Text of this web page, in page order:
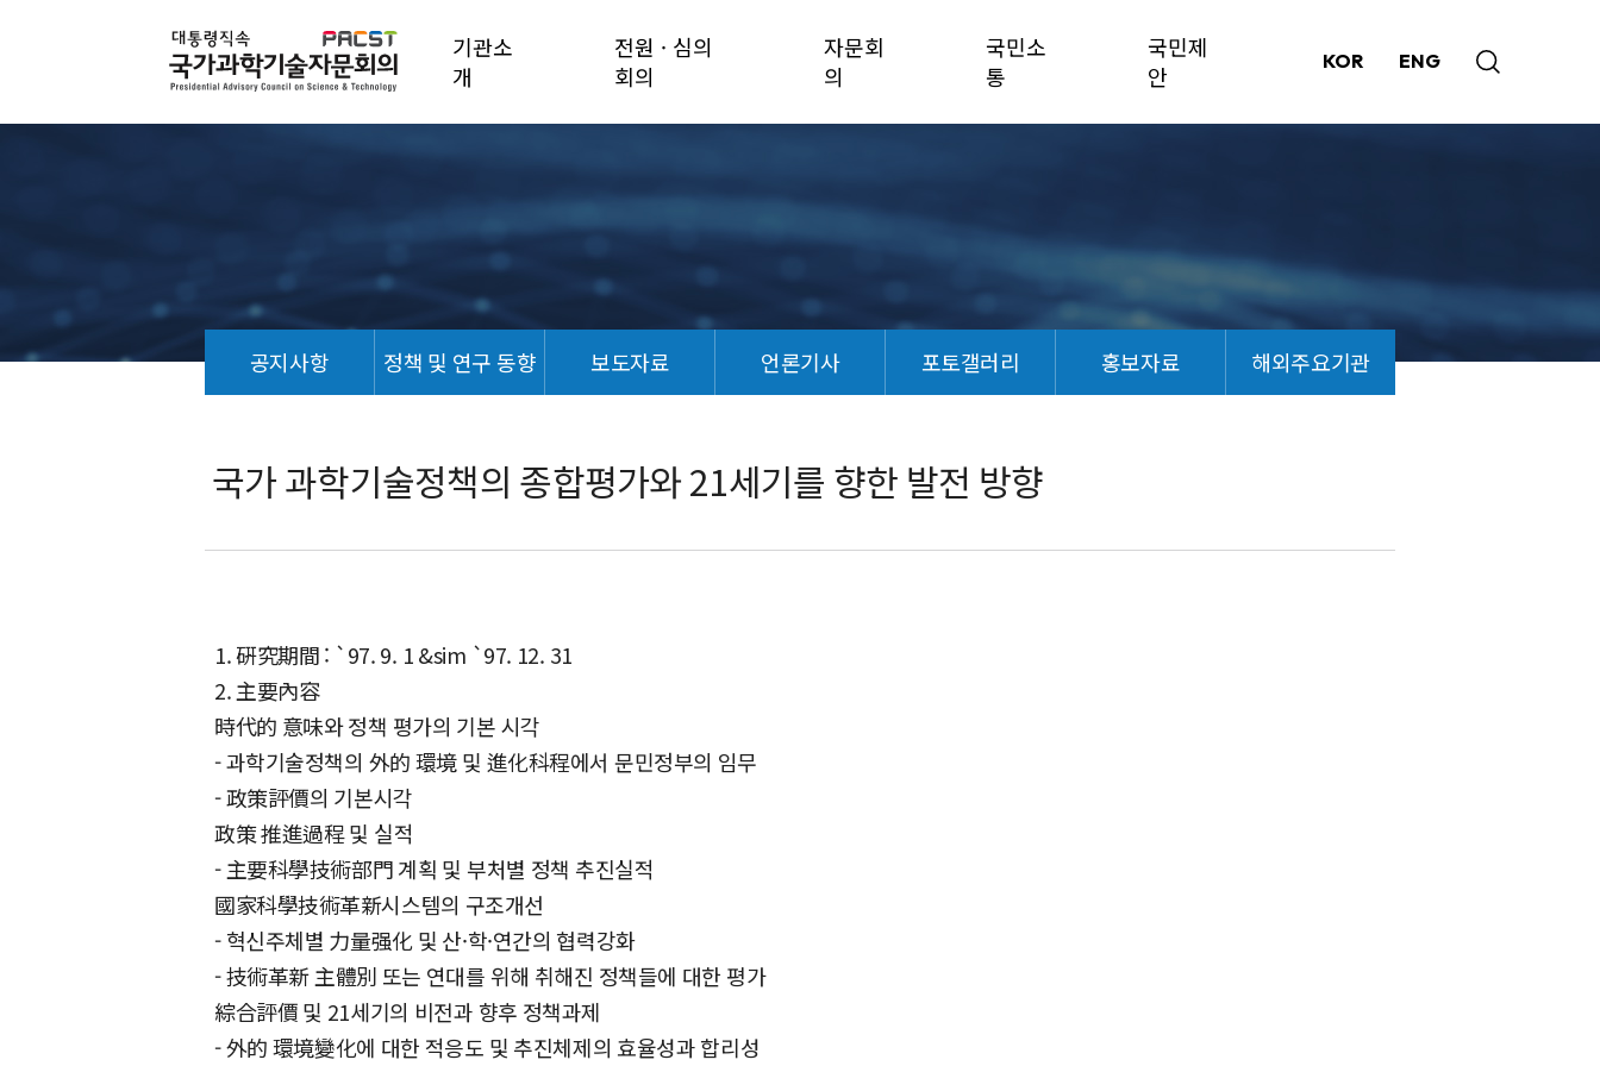
기관소
개
전원 · 심의
회의
자문회
의
국민소
통
국민제
안
KOR ENG
공지사항 정책 및 연구 동향 보도자료 언론기사 포토갤러리 홍보자료 해외주요기관
구
국가 과학기술정책의 종합평가와 21세기를 향한 발전 방향
1. 硏究期間 : `97. 9. 1 &sim `97. 12. 31
2. 主要內容
時代的 意味와 정책 평가의 기본 시각
- 과학기술정책의 外的 環境 및 進化科程에서 문민정부의 임무
- 政策評價의 기본시각
政策 推進過程 및 실적
- 主要科學技術部門 계획 및 부처별 정책 추진실적
國家科學技術革新시스템의 구조개선
- 혁신주체별 力量强化 및 산·학·연간의 협력강화
- 技術革新 主體別 또는 연대를 위해 취해진 정책들에 대한 평가
綜合評價 및 21세기의 비전과 향후 정책과제
- 外的 環境變化에 대한 적응도 및 추진체제의 효율성과 합리성